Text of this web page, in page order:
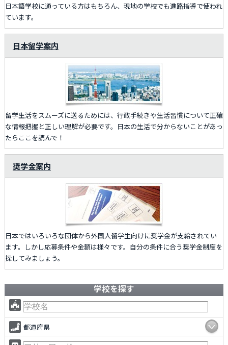
日本語学校に通っている方はもちろん、現地の学校でも進路指導で使われ
ています。
日本留学案内
留学生活をスムーズに送るためには、行政手続きや生活習慣について正確
な情報把握と正しい理解が必要です。日本の生活で分からないことがあっ
たらここを読んで！
奨学金案内
日本ではいろいろな団体から外国人留学生向けに奨学金が支給されてい
ます。しかし応募条件や金額は様々です。自分の条件に合う奨学金制度を
探してみましょう。
学校を探す
都道府県